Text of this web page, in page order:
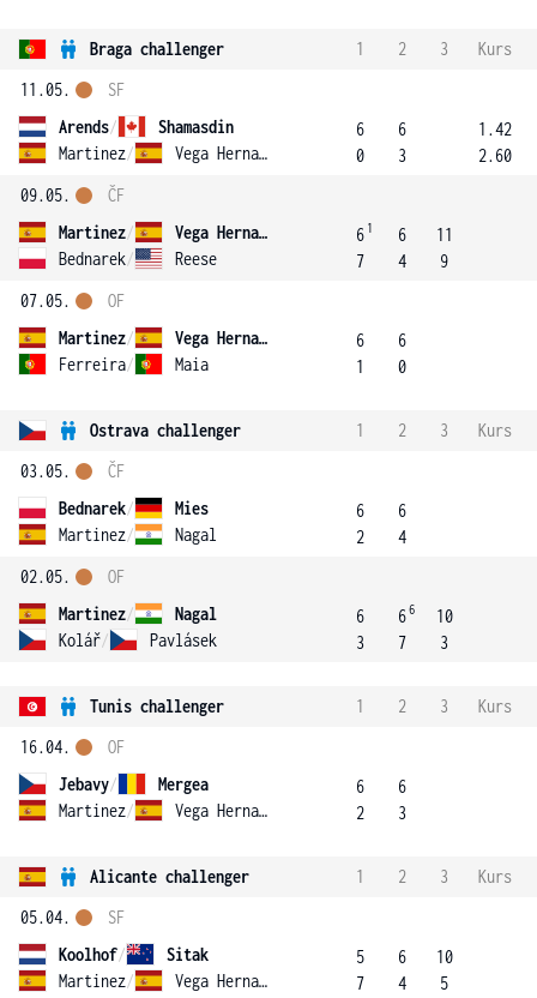
Braga challenger 1 2 3
Kurs
11.05.
Arends/
Shamasdin
Martinez/ Vega Hernandez
SF
6
0
6
3
1.42
2.60
09.05.
Martinez/
Vega Hernandez
Bednarek/ Reese
ČF
6 1
7
6
4
11
9
07.05.
Martinez/
Vega Hernandez
Ferreira/ Maia
OF
6
1
6
0
Ostrava challenger 1 2 3
Kurs
03.05.
Bednarek/
Mies
Martinez/ Nagal
ČF
6
2
6
4
02.05.
Martinez/
Nagal
Kolář/ Pavlásek
OF
6
3
66
7
10
3
Tunis challenger 1 2 3
Kurs
16.04.
Jebavy/
Mergea
Martinez/ Vega Hernandez
OF
6
2
6
3
Alicante challenger 1 2 3
Kurs
05.04.
Koolhof/
Sitak
Martinez/ Vega Hernandez
SF
5
7
6
4
10
5